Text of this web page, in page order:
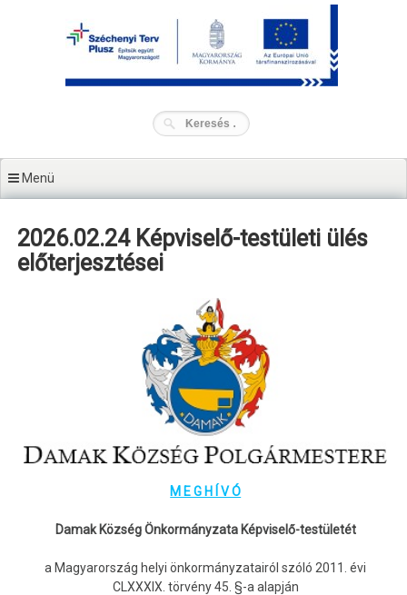
Menü
2026.02.24 Képviselő-testületi ülés
előterjesztései
M E G H Í V Ó
Damak Község Önkormányzata Képviselő-testületét
a Magyarország helyi önkormányzatairól szóló 2011. évi
CLXXXIX. törvény 45. §-a alapján